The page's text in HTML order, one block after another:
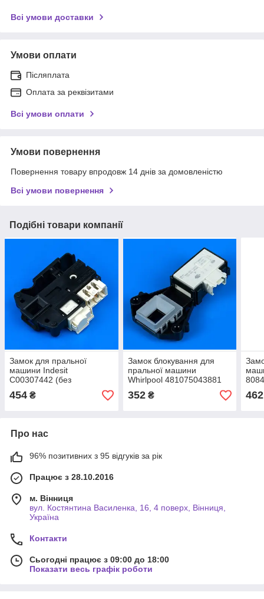
Всі умови доставки
Умови оплати
Післяплата
Оплата за реквізитами
Всі умови оплати
Умови повернення
Повернення товару впродовж 14 днів за домовленістю
Всі умови повернення
Подібні товари компанії
Замок для пральної
машини Indesit
C00307442 (без
паковання)
454 ₴
Замок блокування для
пральної машини
Whirlpool 481075043881
(без паковання)
352₴ 462
Про нас
96% позитивних з 95 відгуків за рік
Працює з 28.10.2016
м. Вінниця
вул. Костянтина Василенка, 16, 4 поверх, Вінниця,
Україна
Контакти
Сьогодні працює з 09:00 до 18:00
Показати весь графік роботи